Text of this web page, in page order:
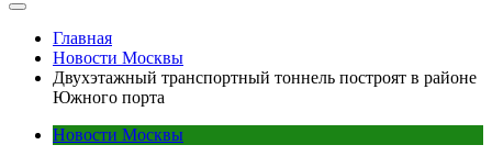
Главная
Новости Москвы
Двухэтажный транспортный тоннель построят в районе
Южного порта
Новости Москвы